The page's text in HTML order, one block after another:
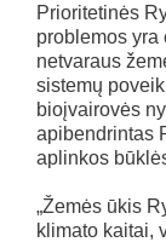
Prioritetinės
problemos yra
netvaraus
sistemų
bioįvairovės
apibendrintas
aplinkos
„Žemės ūkis
klimato kaitai,